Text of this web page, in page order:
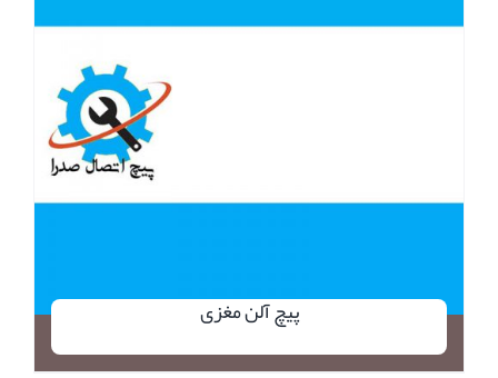
پیچ آلن مغزی